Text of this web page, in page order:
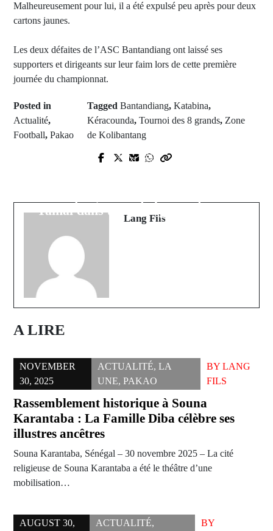
Malheureusement pour lui, il a été expulsé peu après pour deux
cartons jaunes.
Les deux défaites de l’ASC Bantandiang ont laissé ses
supporters et dirigeants sur leur faim lors de cette première
journée du championnat.
Posted in
Actualité,
Football, Pakao
Tagged Bantandiang, Katabina,
Kéracounda, Tournoi des 8 grands, Zone
de Kolibantang
Prev Post
naufrage près de Lampedusa
Next Post
Yamal dans un sondage au Sénégal
Lang Fils
A LIRE
NOVEMBER
30, 2025
ACTUALITÉ,LA
UNE,PAKAO
BY LANG
FILS
Rassemblement historique à Souna
Karantaba : La Famille Diba célèbre ses
illustres ancêtres
Souna Karantaba, Sénégal – 30 novembre 2025 – La cité
religieuse de Souna Karantaba a été le théâtre d’une
mobilisation…
AUGUST 30,
ACTUALITÉ,
BY